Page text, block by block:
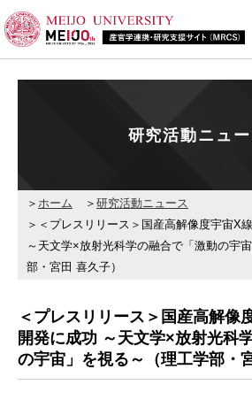
研究活動ニュ
ホーム
研究活動ニュース
＜プレスリリース＞国産高解像度宇宙X
～天文学×放射光科学の融合で「激動の宇
部・宮田 喜久子）
＜プレスリリース＞国産高解像
開発に成功 ～天文学×放射光科
の宇宙」を視る～（理工学部・